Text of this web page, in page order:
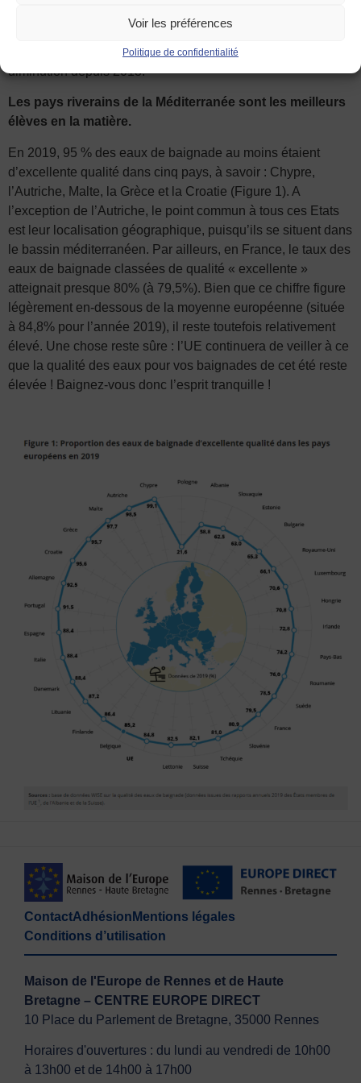
Voir les préférences
Politique de confidentialité
de baignade, soit 1,3 % des sites européens, présentaient
une eau de qualité insuffisante. Un chiffre en légère
diminution depuis 2013.
Les pays riverains de la Méditerranée sont les meilleurs
élèves en la matière.
En 2019, 95 % des eaux de baignade au moins étaient
d’excellente qualité dans cinq pays, à savoir : Chypre,
l’Autriche, Malte, la Grèce et la Croatie (Figure 1). A
l’exception de l’Autriche, le point commun à tous ces Etats
est leur localisation géographique, puisqu’ils se situent dans
le bassin méditerranéen. Par ailleurs, en France, le taux des
eaux de baignade classées de qualité « excellente »
atteignait presque 80% (à 79,5%). Bien que ce chiffre figure
légèrement en-dessous de la moyenne européenne (située
à 84,8% pour l’année 2019), il reste toutefois relativement
élevé. Une chose reste sûre : l’UE continuera de veiller à ce
que la qualité des eaux pour vos baignades de cet été reste
élevée ! Baignez-vous donc l’esprit tranquille !
ContactAdhésion Mentions légales
Conditions d’utilisation
Maison de l'Europe de Rennes et de Haute
Bretagne – CENTRE EUROPE DIRECT
10 Place du Parlement de Bretagne, 35000 Rennes
Horaires d'ouvertures : du lundi au vendredi de 10h00
à 13h00 et de 14h00 à 17h00